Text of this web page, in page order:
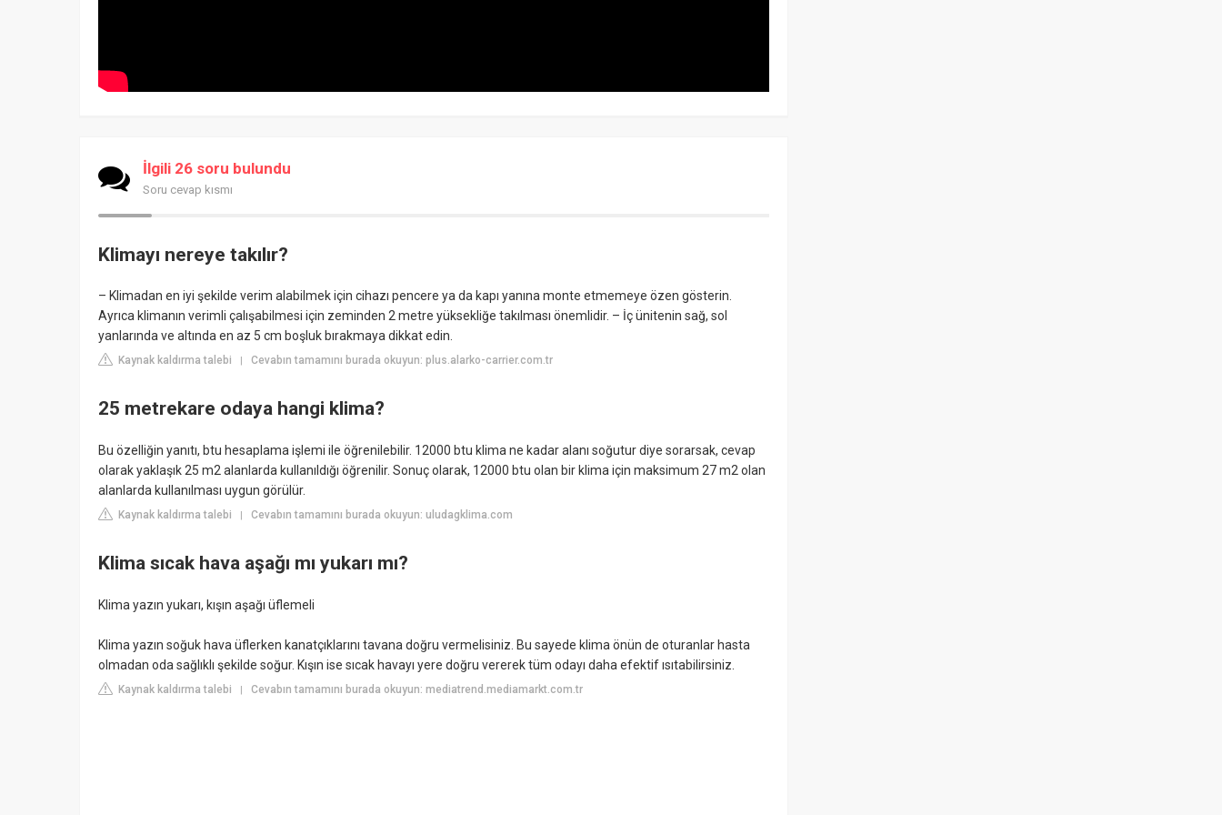
İlgili 26 soru bulundu
Soru cevap kısmı
Klimayı nereye takılır?
– Klimadan en iyi şekilde verim alabilmek için cihazı pencere ya da kapı yanına monte etmemeye özen gösterin.
Ayrıca klimanın verimli çalışabilmesi için zeminden 2 metre yüksekliğe takılması önemlidir. – İç ünitenin sağ, sol
yanlarında ve altında en az 5 cm boşluk bırakmaya dikkat edin.
Kaynak kaldırma talebi | Cevabın tamamını burada okuyun: plus.alarko-carrier.com.tr
25 metrekare odaya hangi klima?
Bu özelliğin yanıtı, btu hesaplama işlemi ile öğrenilebilir. 12000 btu klima ne kadar alanı soğutur diye sorarsak, cevap
olarak yaklaşık 25 m2 alanlarda kullanıldığı öğrenilir. Sonuç olarak, 12000 btu olan bir klima için maksimum 27 m2 olan
alanlarda kullanılması uygun görülür.
Kaynak kaldırma talebi | Cevabın tamamını burada okuyun: uludagklima.com
Klima sıcak hava aşağı mı yukarı mı?
Klima yazın yukarı, kışın aşağı üflemeli
Klima yazın soğuk hava üflerken kanatçıklarını tavana doğru vermelisiniz. Bu sayede klima önün de oturanlar hasta
olmadan oda sağlıklı şekilde soğur. Kışın ise sıcak havayı yere doğru vererek tüm odayı daha efektif ısıtabilirsiniz.
Kaynak kaldırma talebi | Cevabın tamamını burada okuyun: mediatrend.mediamarkt.com.tr